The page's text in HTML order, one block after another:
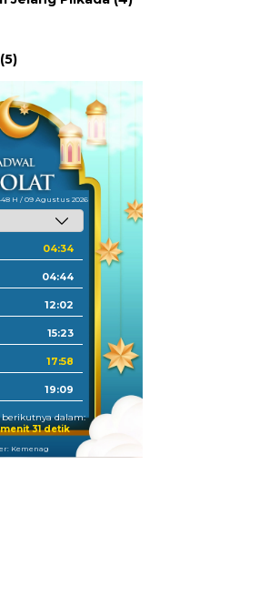
(5)
H / 09 Agustus 2026
04:34
04:44
12:02
15:23
17:58
19:09
dalam:
30 detik
Kemenag